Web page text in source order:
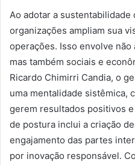
Ao adotar a sustentabilidade
organizações ampliam sua
operações. Isso envolve
mas também sociais e
Ricardo Chimirri Candia, o
uma mentalidade sistêmica,
gerem resultados positivos
de postura inclui a criação
engajamento das partes
por inovação responsável.